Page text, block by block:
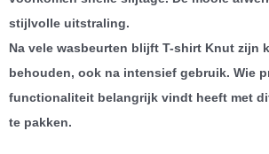
stijlvolle uitstraling.
Na vele wasbeurten blijft T-shirt Knut zijn
behouden, ook na intensief gebruik. Wie
functionaliteit belangrijk vindt heeft met
te pakken.